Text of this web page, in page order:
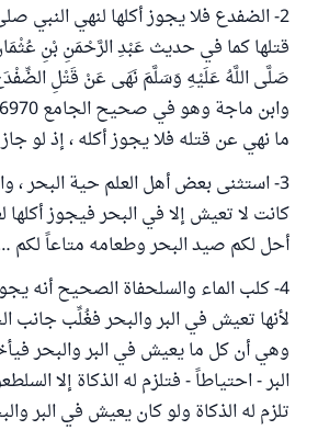
2- الضفدع فلا يجوز أكلها لنهي النبي
قتلها كما في حديث عَبْدِ الرَّحْمَنِ بْنِ
صَلَّى اللَّهُ عَلَيْهِ وَسَلَّمَ نَهَى عَنْ قَتْلِ
ما نهي عن قتله فلا يجوز أكله ، إذ لو
3- استثنى بعض أهل العلم حية البحر ،
كانت لا تعيش إلا في البحر فيجوز أكلها
أحل لكم صيد البحر وطعامه متاعاً لكم
4- كلب الماء والسلحفاة الصحيح أنه
لأنها تعيش في البر والبحر فغُلِّب جانب
وهي أن كل ما يعيش في البر والبحر
البر - احتياطاً - فتلزم له الذكاة إلا
تلزم له الذكاة ولو كان يعيش في البر